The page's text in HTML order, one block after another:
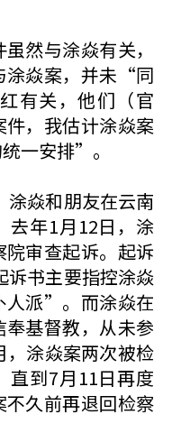
然与涂焱有关，
涂焱案，并未“同
有关，他们（官
，我估计涂焱案
一安排”。
涂焱和朋友在云南
去年1月12日，涂
审查起诉。起诉
诉书主要指控涂焱
人派”。而涂焱在
基督教，从未参
，涂焱案两次被检
直到7月11日再度
久前再退回检察